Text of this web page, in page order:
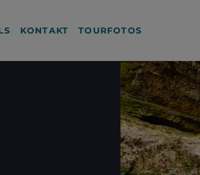
KONTAKT TOURFOTOS